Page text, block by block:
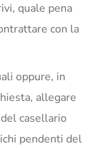
quale pena
con la
oppure, in
allegare
casellario
pendenti del